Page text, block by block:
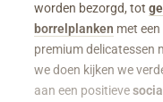
worden bezorgd, tot
borrelplanken met
premium delicatessen
we doen kijken we
aan een positieve